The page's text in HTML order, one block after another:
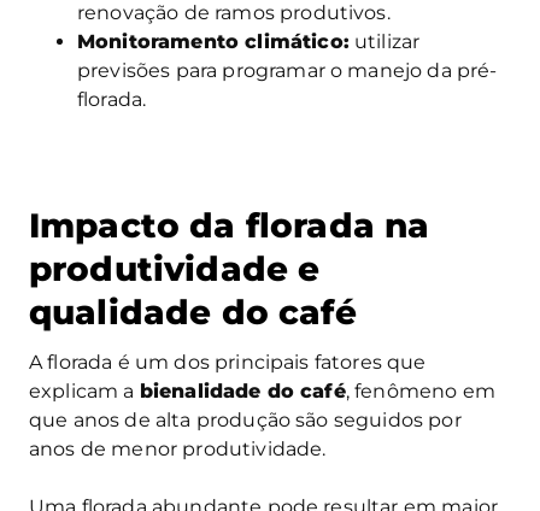
renovação de ramos produtivos.
Monitoramento climático: utilizar
previsões para programar o manejo da pré-
florada.
Impacto da florada na
produtividade e
qualidade do café
A florada é um dos principais fatores que
explicam a bienalidade do café, fenômeno em
que anos de alta produção são seguidos por
anos de menor produtividade.